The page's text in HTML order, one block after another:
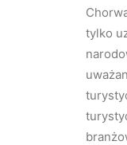
tylko